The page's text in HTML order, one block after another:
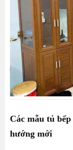
Các mẫu tủ bếp nhôm Omega đẹp dẫn đầu xu
hướng mới